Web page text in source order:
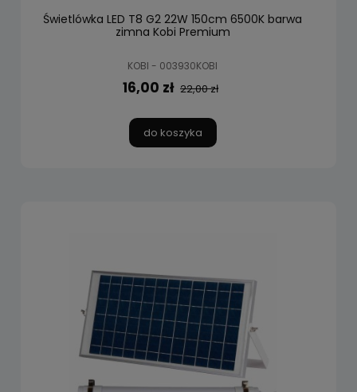
Świetlówka LED T8 G2 22W 150cm 6500K barwa
zimna Kobi Premium
KOBI - 003930KOBI
16,00 zł 22,00 zł
do koszyka